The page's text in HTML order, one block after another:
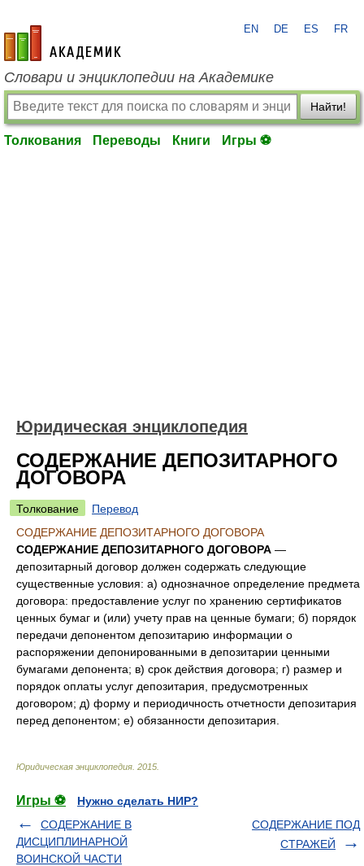
academic.ru
EN DE ES FR
Словари и энциклопедии на Академике
Найти!
Толкования Переводы Книги Игры ⚽
Юридическая энциклопедия
СОДЕРЖАНИЕ ДЕПОЗИТАРНОГО
ДОГОВОРА
Толкование
Перевод
СОДЕРЖАНИЕ ДЕПОЗИТАРНОГО ДОГОВОРА
СОДЕРЖАНИЕ ДЕПОЗИТАРНОГО ДОГОВОРА —
депозитарный договор должен содержать следующие
существенные условия: а) однозначное определение предмета
договора: предоставление услуг по хранению сертификатов
ценных бумаг и (или) учету прав на ценные бумаги; б) порядок
передачи депонентом депозитарию информации о
распоряжении депонированными в депозитарии ценными
бумагами депонента; в) срок действия договора; г) размер и
порядок оплаты услуг депозитария, предусмотренных
договором; д) форму и периодичность отчетности депозитария
перед депонентом; е) обязанности депозитария.
Юридическая энциклопедия 2015
Игры ⚽
Нужно сделать НИР?
СОДЕРЖАНИЕ В
ДИСЦИПЛИНАРНОЙ
ВОИНСКОЙ ЧАСТИ
СОДЕРЖАНИЕ ПОД
СТРАЖЕЙ